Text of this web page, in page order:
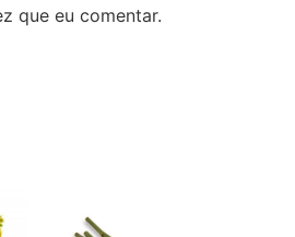
que eu comentar.